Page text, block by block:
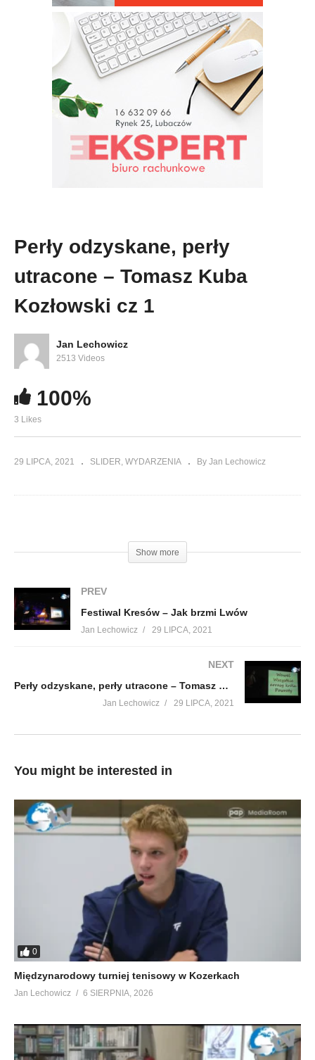
Perły odzyskane, perły
utracone – Tomasz Kuba
Kozłowski cz 1
Jan Lechowicz
2513 Videos
100%
3 Likes
29 LIPCA, 2021 SLIDER WYDARZENIA By Jan Lechowicz
Show more
PREV
Festiwal Kresów – Jak brzmi Lwów
Jan Lechowicz 29 LIPCA, 2021
NEXT
Perły odzyskane, perły utracone – Tomasz Kuba Kozłowski cz 2
Jan Lechowicz 29 LIPCA, 2021
You might be interested in
0
Międzynarodowy turniej tenisowy w Kozerkach
Jan Lechowicz 6 SIERPNIA, 2026